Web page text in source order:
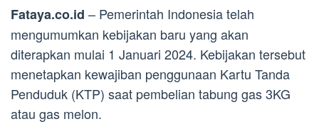
Fataya.co.id – Pemerintah Indonesia telah
mengumumkan kebijakan baru yang akan
diterapkan mulai 1 Januari 2024. Kebijakan tersebut
menetapkan kewajiban penggunaan Kartu Tanda
Penduduk (KTP) saat pembelian tabung gas 3KG
atau gas melon.